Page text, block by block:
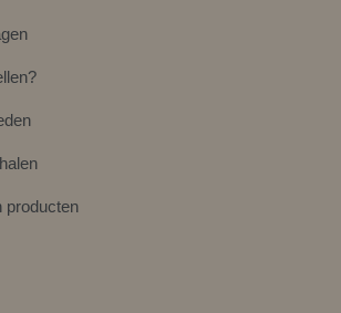
producten